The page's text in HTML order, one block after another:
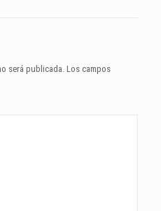
será publicada. Los campos